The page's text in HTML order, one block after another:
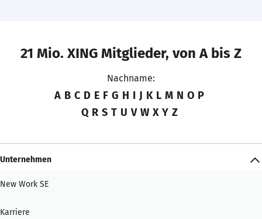
21 Mio. XING Mitglieder, von A bis Z
Nachname:
A B C D E F G H I J K L M N O P
Q R S T U V W X Y Z
Unternehmen
New Work SE
Karriere